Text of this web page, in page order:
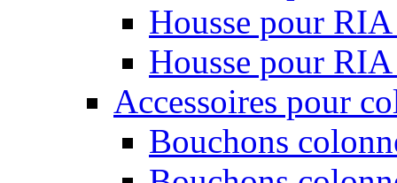
Housse pour
Housse pour
Accessoires pour
Bouchons